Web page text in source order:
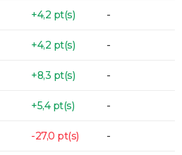
+4,2 pt(s) -
+4,2 pt(s) -
+8,3 pt(s) -
+5,4 pt(s) -
-27,0 pt(s) -